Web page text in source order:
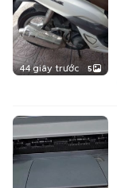
44 giây trước 5